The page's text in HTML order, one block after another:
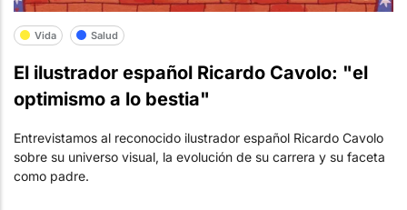
Vida Salud
El ilustrador español Ricardo Cavolo: "el
optimismo a lo bestia"
Entrevistamos al reconocido ilustrador español Ricardo Cavolo
sobre su universo visual, la evolución de su carrera y su faceta
como padre.